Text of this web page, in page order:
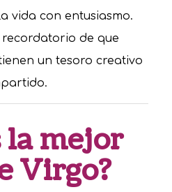
vida con entusiasmo.
de que
un tesoro creativo
la mejor
Virgo?